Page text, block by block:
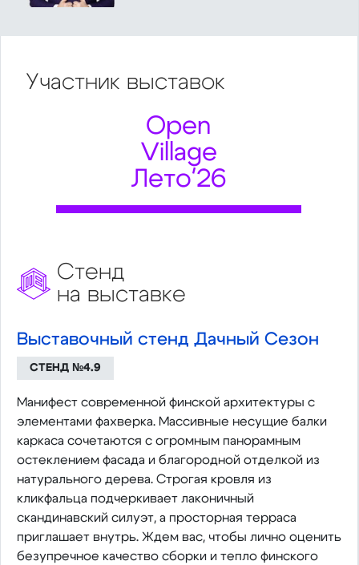
Участник выставок
Open
Village
Лето'26
Стенд
на выставке
Выставочный стенд Дачный Сезон
СТЕНД №4.9
Манифест современной финской архитектуры с
элементами фахверка. Массивные несущие балки
каркаса сочетаются с огромным панорамным
остеклением фасада и благородной отделкой из
натурального дерева. Строгая кровля из
кликфальца подчеркивает лаконичный
скандинавский силуэт, а просторная терраса
приглашает внутрь. Ждем вас, чтобы лично оценить
безупречное качество сборки и тепло финского